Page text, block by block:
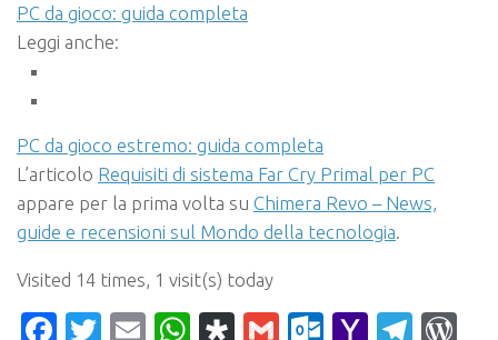
PC da gioco: guida completa
Leggi anche:
PC da gioco estremo: guida completa
L’articolo Requisiti di sistema Far Cry Primal per PC
appare per la prima volta su Chimera Revo – News,
guide e recensioni sul Mondo della tecnologia.
Visited 14 times, 1 visit(s) today
Facebook
Twitter
EmailWhatsApp
Diaspora
Gmail Yahoo